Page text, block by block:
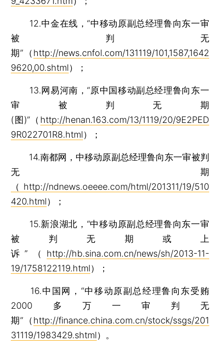
12.中金在线，“中移动原副总经理鲁向东一审
被判无
期”（ http://news.cnfol.com/131119/101,1587,1642
9620,00.shtml）；
13.网易河南，“原中国移动副总经理鲁向东一
审被判无期
(图)”（ http://henan.163.com/13/1119/20/9E2PED
9R022701R8.html）；
14.南都网，中移动原副总经理鲁向东一审被判
无期
（ http://ndnews.oeeee.com/html/201311/19/510
420.html）；
15.新浪湖北，“中移动原副总经理鲁向东一审
被判无期或上
诉”（ http://hb.sina.com.cn/news/sh/2013-11-
19/1758122119.html）；
16.中国网，“中移动原副总经理鲁向东受贿
2000多万一审判无
期”（ http://finance.china.com.cn/stock/ssgs/201
31119/1983429.shtml）。